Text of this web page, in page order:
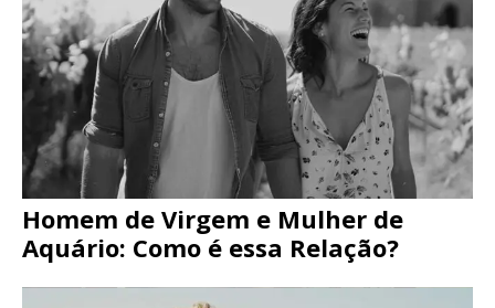
Homem de Virgem e Mulher de
Aquário: Como é essa Relação?